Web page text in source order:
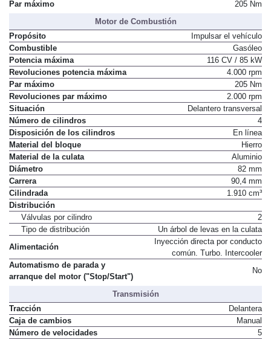
Par máximo
205 Nm
Motor de Combustión
Propósito
Impulsar el vehículo
Combustible
Gasóleo
Potencia máxima
116 CV / 85 kW
Revoluciones potencia máxima
4.000 rpm
Par máximo
205 Nm
Revoluciones par máximo
2.000 rpm
Situación
Delantero transversal
Número de cilindros
4
Disposición de los cilindros
En línea
Material del bloque
Hierro
Material de la culata
Aluminio
Diámetro
82 mm
Carrera
90,4 mm
Cilindrada
1.910 cm³
Distribución
Válvulas por cilindro
2
Tipo de distribución
Un árbol de levas en la culata
Alimentación
Inyección directa por conducto
común. Turbo. Intercooler
Automatismo de parada y
arranque del motor ("Stop/Start")
No
Transmisión
Tracción
Delantera
Caja de cambios
Manual
Número de velocidades
5